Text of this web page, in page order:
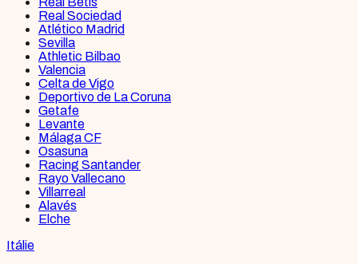
Real Sociedad
Atlético Madrid
Sevilla
Athletic Bilbao
Valencia
Celta de Vigo
Deportivo de La Coruna
Getafe
Levante
Málaga CF
Osasuna
Racing Santander
Rayo Vallecano
Villarreal
Alavés
Elche
Itálie